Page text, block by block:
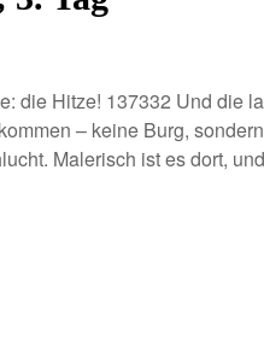
die Hitze! 137332 Und die
– keine Burg,
Malerisch ist es dort, und